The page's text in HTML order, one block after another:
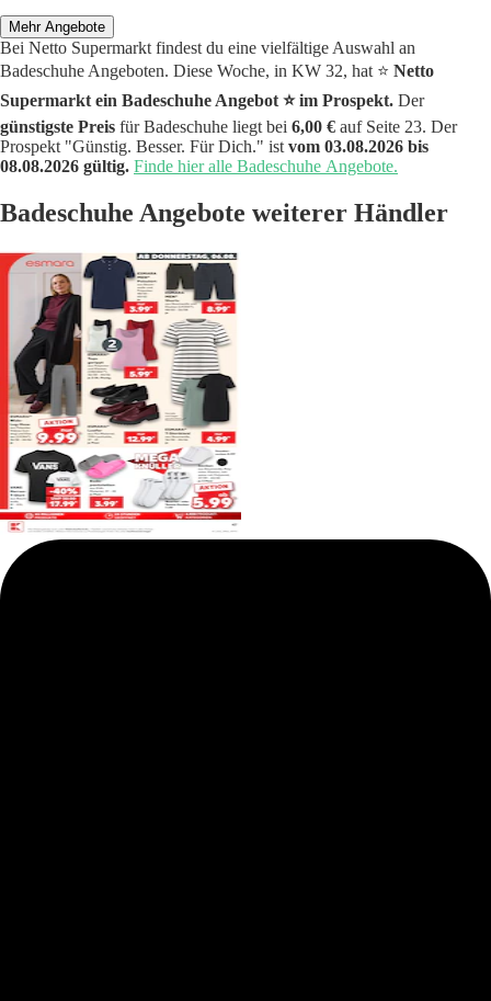
Mehr Angebote
Bei Netto Supermarkt findest du eine vielfältige Auswahl an
Badeschuhe Angeboten. Diese Woche, in KW 32, hat ⭐️ Netto
Supermarkt ein Badeschuhe Angebot ⭐️ im Prospekt. Der
günstigste Preis für Badeschuhe liegt bei 6,00 € auf Seite 23. Der
Prospekt "Günstig. Besser. Für Dich." ist vom 03.08.2026 bis
08.08.2026 gültig. Finde hier alle Badeschuhe Angebote.
Badeschuhe Angebote weiterer Händler